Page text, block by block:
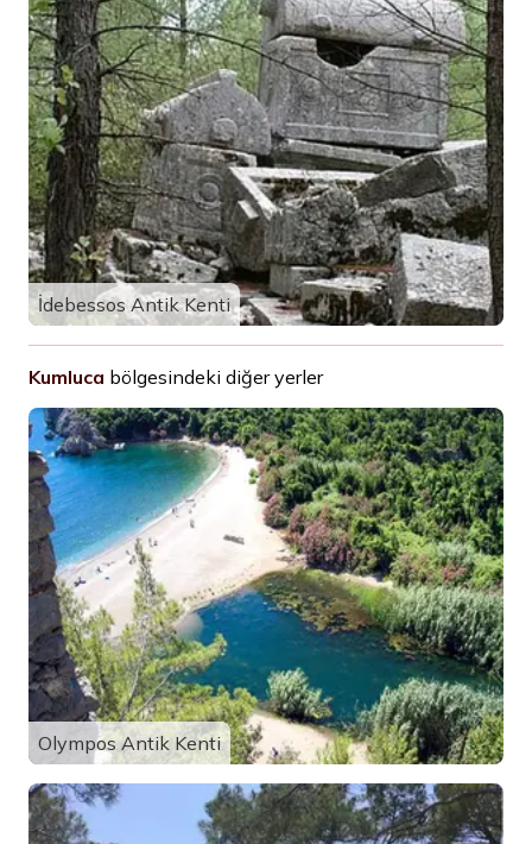
İdebessos Antik Kenti
Kumluca bölgesindeki diğer yerler
Olympos Antik Kenti